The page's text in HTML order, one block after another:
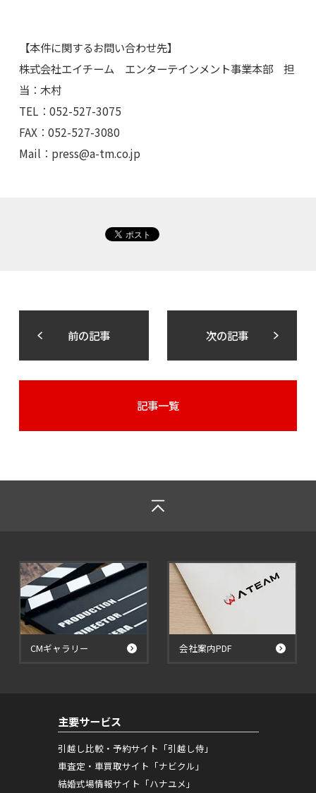
【本件に関するお問い合わせ先】
株式会社エイチーム エンターテインメント事業本部 担
当：木村
TEL：052-527-3075
FAX：052-527-3080
Mail： press@a-tm.co.jp
前の記事 次の記事
記事一覧
CMギャラリー 会社案内PDF
主要サービス
引越し比較・予約サイト「引越し侍」
車査定・車買取サイト「ナビクル」
結婚式場情報サイト「ハナユメ」